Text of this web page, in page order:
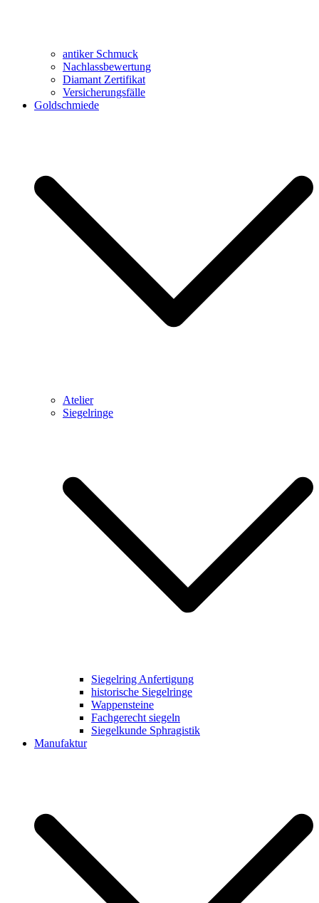
antiker Schmuck
Nachlassbewertung
Diamant Zertifikat
Versicherungsfälle
Goldschmiede
Atelier
Siegelringe
Siegelring Anfertigung
historische Siegelringe
Wappensteine
Fachgerecht siegeln
Siegelkunde Sphragistik
Manufaktur